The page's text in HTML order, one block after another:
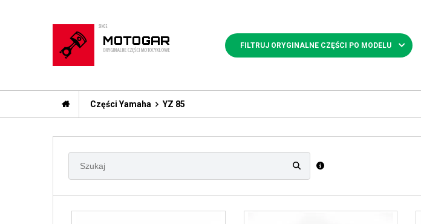
FILTRUJ ORYGINALNE CZĘŚCI PO MODELU
Części Yamaha YZ 85